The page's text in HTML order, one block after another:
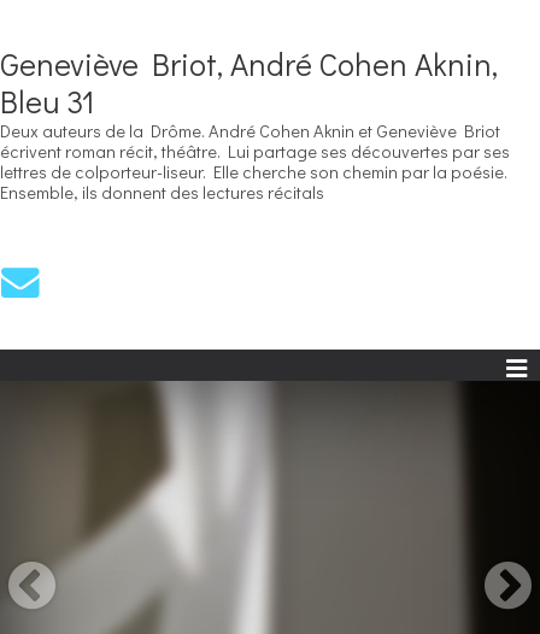
Geneviève Briot, André Cohen Aknin,
Bleu 31
Deux auteurs de la Drôme. André Cohen Aknin et Geneviève Briot
écrivent roman récit, théâtre. Lui partage ses découvertes par ses
lettres de colporteur-liseur. Elle cherche son chemin par la poésie.
Ensemble, ils donnent des lectures récitals